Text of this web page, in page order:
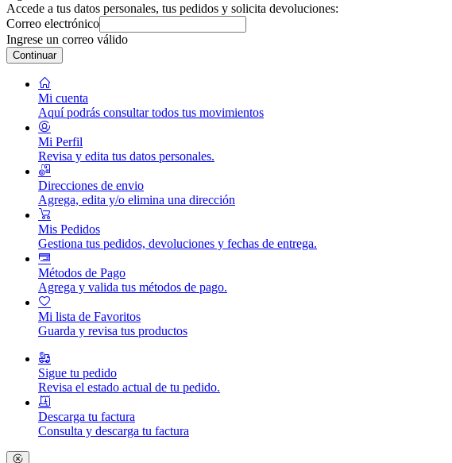
Accede a tus datos personales, tus pedidos y solicita devoluciones:
Correo electrónico
Ingrese un correo válido
Continuar
Mi cuenta
Aquí podrás consultar todos tus movimientos
Mi Perfil
Revisa y edita tus datos personales.
Direcciones de envio
Agrega, edita y/o elimina una dirección
Mis Pedidos
Gestiona tus pedidos, devoluciones y fechas de entrega.
Métodos de Pago
Agrega y valida tus métodos de pago.
Mi lista de Favoritos
Guarda y revisa tus productos
Sigue tu pedido
Revisa el estado actual de tu pedido.
Descarga tu factura
Consulta y descarga tu factura